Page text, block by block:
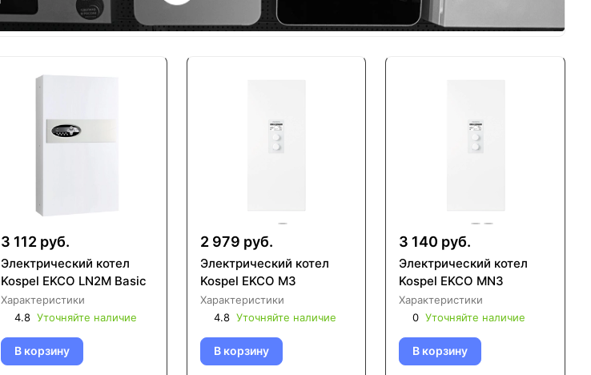
3 112 руб.
Электрический котел
Kospel EKCO LN2M Basic
Характеристики
4.8 Уточняйте наличие
В корзину
2 979 руб.
Электрический котел
Kospel EKCO M3
Характеристики
4.8 Уточняйте наличие
В корзину
3 140 руб.
Электрический котел
Kospel EKCO MN3
Характеристики
0 Уточняйте наличие
В корзину